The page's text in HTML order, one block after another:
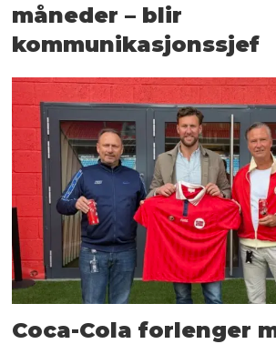
måneder – blir
kommunikasjonssjef
Coca-Cola forlenger